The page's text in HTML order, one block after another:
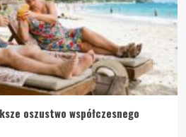
oszustwo współczesnego